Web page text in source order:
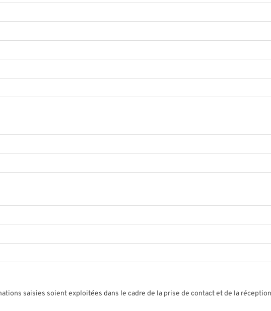
saisies soient exploitées dans le cadre de la prise de contact et de la